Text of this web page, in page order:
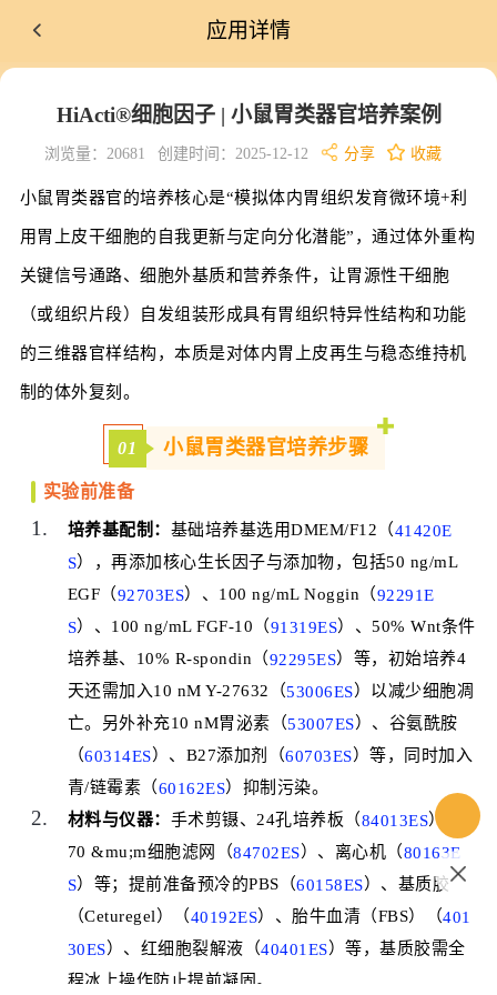
应用详情
HiActi®细胞因子 | 小鼠胃类器官培养案例
浏览量：20681 创建时间：2025-12-12 分享 收藏
小鼠胃类器官的培养核心是“模拟体内胃组织发育微环境+利
用胃上皮干细胞的自我更新与定向分化潜能”，通过体外重构
关键信号通路、细胞外基质和营养条件，让胃源性干细胞
（或组织片段）自发组装形成具有胃组织特异性结构和功能
的三维器官样结构，本质是对体内胃上皮再生与稳态维持机
制的体外复刻。
01 小鼠胃类器官培养步骤
实验前准备
培养基配制： 基础培养基选用DMEM/F12 （41420E
S），再添加核心生长因子与添加物，包括50 ng/mL
EGF（92703ES）、100 ng/mL Noggin（92291E
S）、100 ng/mL FGF-10（91319ES）、50% Wnt条件
培养基、10% R-spondin（92295ES）等，初始培养4
天还需加入10 nM Y-27632（53006ES）以减少细胞凋
亡。另外补充10 nM胃泌素（53007ES）、谷氨酰胺
（60314ES）、B27添加剂（60703ES）等，同时加入
青/链霉素（60162ES）抑制污染。
材料与仪器： 手术剪镊、24孔培养板（84013ES）、
70 &mu;m细胞滤网（84702ES）、离心机（80163E
S）等；提前准备预冷的PBS（60158ES）、基质胶
（Ceturegel）（40192ES）、 胎牛血清（FBS） （401
30ES）、红细胞裂解液（40401ES）等，基质胶需全
程冰上操作防止提前凝固。